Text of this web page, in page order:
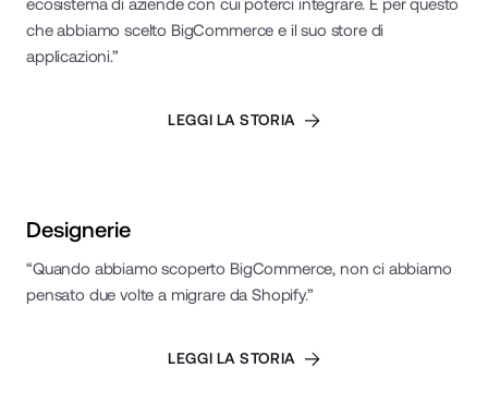
ecosistema di aziende con cui poterci integrare. È per questo
che abbiamo scelto BigCommerce e il suo store di
applicazioni.”
LEGGI LA STORIA
Designerie
“Quando abbiamo scoperto BigCommerce, non ci abbiamo
pensato due volte a migrare da Shopify.”
LEGGI LA STORIA